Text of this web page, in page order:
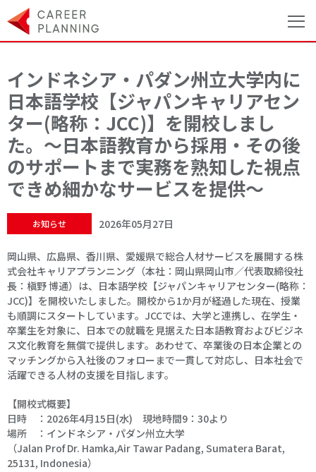
インドネシア・パダン州立大学内に
日本語学校【ジャパンキャリアセン
ター(略称：JCC)】を開校しまし
た。～日本語教育から採用・その後
のサポートまで実務を熟知した視点
できめ細かなサービスを提供～
お知らせ 2026年05月27日
岡山県、広島県、香川県、愛媛県で総合人材サービスを展開する株
式会社キャリアプランニング（本社：岡山県岡山市／代表取締役社
長：槇野 博通）は、日本語学校【ジャパンキャリアセンター(略称：
JCC)】を開校いたしました。開校から1か月が経過した現在、授業
も順調にスタートしています。JCCでは、大学と連携し、在学生・
卒業生を対象に、日本での就職を見据えた日本語教育およびビジネ
ス文化教育を無償で提供します。あわせて、卒業後の日本企業との
マッチングから入社後のフォローまで一貫して対応し、日本社会で
活躍できる人材の支援を目指します。
【開校式概要】
日時 ：2026年4月15日(水) 現地時間9：30より
場所 ：インドネシア・パダン州立大学
（Jalan Prof Dr. Hamka,Air Tawar Padang, Sumatera Barat,
25131, Indonesia）